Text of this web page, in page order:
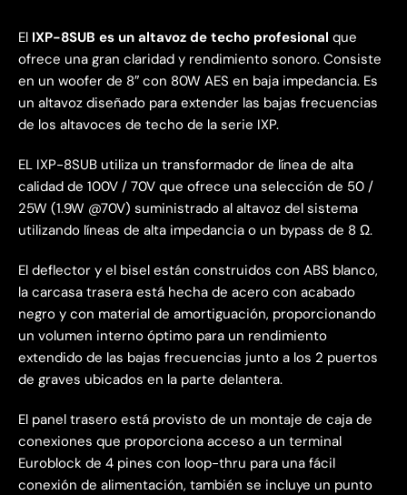
El IXP-8SUB es un altavoz de techo profesional que
ofrece una gran claridad y rendimiento sonoro. Consiste
en un woofer de 8″ con 80W AES en baja impedancia. Es
un altavoz diseñado para extender las bajas frecuencias
de los altavoces de techo de la serie IXP.
EL IXP-8SUB utiliza un transformador de línea de alta
calidad de 100V / 70V que ofrece una selección de 50 /
25W (1.9W @70V) suministrado al altavoz del sistema
utilizando líneas de alta impedancia o un bypass de 8 Ω.
El deflector y el bisel están construidos con ABS blanco,
la carcasa trasera está hecha de acero con acabado
negro y con material de amortiguación, proporcionando
un volumen interno óptimo para un rendimiento
extendido de las bajas frecuencias junto a los 2 puertos
de graves ubicados en la parte delantera.
El panel trasero está provisto de un montaje de caja de
conexiones que proporciona acceso a un terminal
Euroblock de 4 pines con loop-thru para una fácil
conexión de alimentación, también se incluye un punto